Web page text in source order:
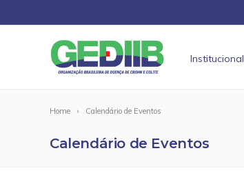
Institucional
Home Calendário de Eventos
Calendário de Eventos